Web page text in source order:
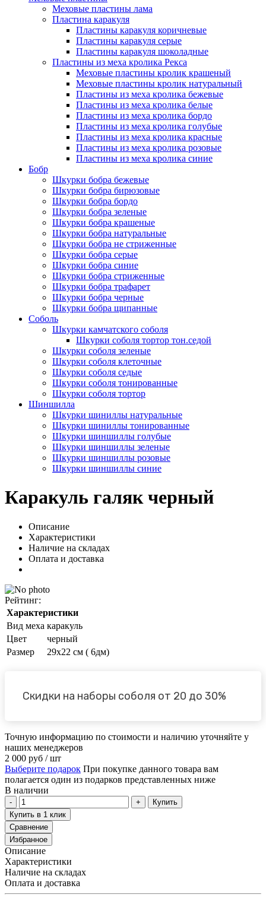
Меховые пластины лама
Пластина каракуля
Пластины каракуля коричневые
Пластины каракуля серые
Пластины каракуля шоколадные
Пластины из меха кролика Рекса
Меховые пластины кролик крашеный
Меховые пластины кролик натуральный
Пластины из меха кролика бежевые
Пластины из меха кролика белые
Пластины из меха кролика бордо
Пластины из меха кролика голубые
Пластины из меха кролика красные
Пластины из меха кролика розовые
Пластины из меха кролика синие
Бобр
Шкурки бобра бежевые
Шкурки бобра бирюзовые
Шкурки бобра бордо
Шкурки бобра зеленые
Шкурки бобра крашеные
Шкурки бобра натуральные
Шкурки бобра не стриженные
Шкурки бобра серые
Шкурки бобра синие
Шкурки бобра стриженные
Шкурки бобра трафарет
Шкурки бобра черные
Шкурки бобра щипанные
Соболь
Шкурки камчатского соболя
Шкурки соболя тортор тон.седой
Шкурки соболя зеленые
Шкурки соболя клеточные
Шкурки соболя седые
Шкурки соболя тонированные
Шкурки соболя тортор
Шиншилла
Шкурки шиниллы натуральные
Шкурки шиниллы тонированные
Шкурки шиншиллы голубые
Шкурки шиншиллы зеленые
Шкурки шиншиллы розовые
Шкурки шиншиллы синие
Каракуль галяк черный
Описание
Характеристики
Наличие на складах
Оплата и доставка
Рейтинг:
Характеристики
Вид меха каракуль
Цвет
черный
Размер
29х22 см ( 6дм)
Скидки на наборы соболя от 20 до 30%
Точную информацию по стоимости и наличию уточняйте у
наших менеджеров
2 000 руб / шт
Выберите подарок При покупке данного товара вам
полагается один из подарков представленных ниже
В наличии
Купить
Купить в 1 клик
Сравнение
Избранное
Описание
Характеристики
Наличие на складах
Оплата и доставка